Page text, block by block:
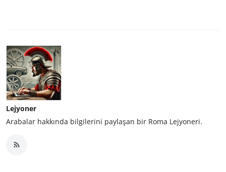
Lejyoner
Arabalar hakkında bilgilerini paylaşan bir Roma Lejyoneri.